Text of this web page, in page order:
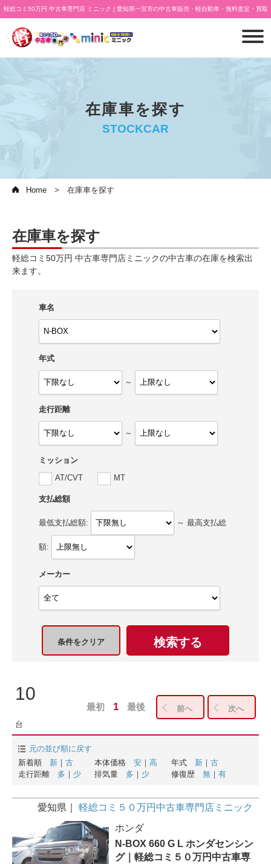
軽総コミ50万円 中古車専門店 ミニック | 愛知県一宮市の中古車販売・軽自動車・無料査定・買取
在庫車を探す
STOCKCAR
Home 在庫車を探す
在庫車を探す
軽総コミ50万円 中古車専門店ミニックの中古車の在庫を検索出
来ます。
車名
年式
～
走行距離
～
ミッション
AT/CVT
MT
支払総額
最低支払総額: ～ 最高支払総
額:
メーカー
条件をクリア 検索する
10
台
最初 1 最後 前へ 次へ
元の並び順に戻す
新着順
新 ｜ 古 本体価格 安 ｜高 年式 新｜ 古
走行距離
多 ｜ 少 排気量 多 ｜ 少 修復歴 無｜ 有
愛知県
軽総コミ５０万円中古車専門店ミニック
ホンダ
N-BOX 660 G L ホンダセンシン
グ｜軽総コミ５０万円中古車専